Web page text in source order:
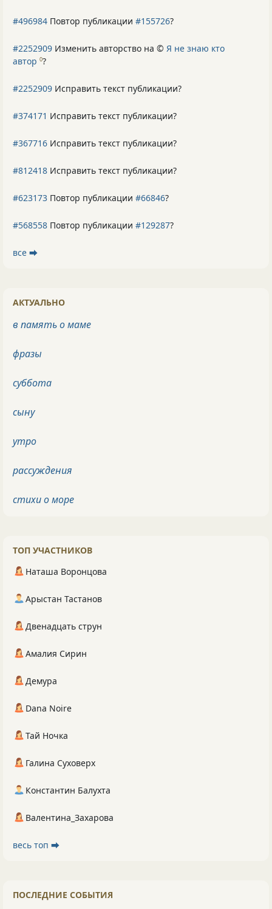
#496984 Повтор публикации #155726?
#2252909 Изменить авторство на © Я не знаю кто
автор 0?
#2252909 Исправить текст публикации?
#374171 Исправить текст публикации?
#367716 Исправить текст публикации?
#812418 Исправить текст публикации?
#623173 Повтор публикации #66846?
#568558 Повтор публикации #129287?
все ⮕
АКТУАЛЬНО
в память о маме
фразы
суббота
сыну
утро
рассуждения
стихи о море
ТОП УЧАСТНИКОВ
Наташа Воронцова
Арыстан Тастанов
Двенадцать струн
Амалия Сирин
Демура
Dana Noire
Тай Ночка
Галина Суховерх
Константин Балухта
Валентина_Захарова
весь топ ⮕
ПОСЛЕДНИЕ СОБЫТИЯ